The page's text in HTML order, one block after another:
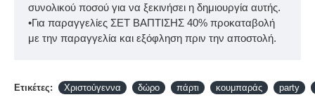
συνολικού ποσού για να ξεκινήσει η δημιουργία αυτής.
•Για παραγγελίες ΣΕΤ ΒΑΠΤΙΣΗΣ 40% προκαταβολή
με την παραγγελία και εξόφληση πριν την αποστολή.
Ετικέτες: Χριστούγεννα δώρο πάρτι κουμπαράς party